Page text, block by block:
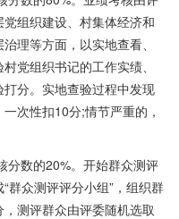
组织建设、村集体经济和
理等方面，以实地查看、
党组织书记的工作实绩、
分。实地查验过程中发现
次性扣10分;情节严重的，
分数的20%。开始群众测评
群众测评评分小组”，组织群
测评群众由评委随机选取